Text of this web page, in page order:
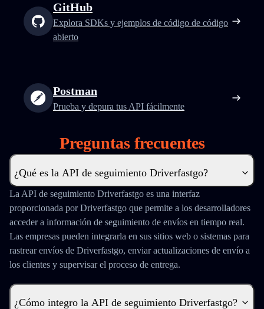
GitHub
Explora SDKs y ejemplos de código de código
abierto
Postman
Prueba y depura tus API fácilmente
Preguntas frecuentes
¿Qué es la API de seguimiento Driverfastgo?
La API de seguimiento Driverfastgo es una interfaz
proporcionada por Driverfastgo que permite a los desarrolladores
acceder a información de seguimiento de envíos en tiempo real.
Las empresas pueden integrarla en sus sitios web o sistemas para
rastrear envíos de Driverfastgo, enviar actualizaciones de envío a
los clientes y supervisar el proceso de entrega.
¿Cómo integro la API de seguimiento Driverfastgo?